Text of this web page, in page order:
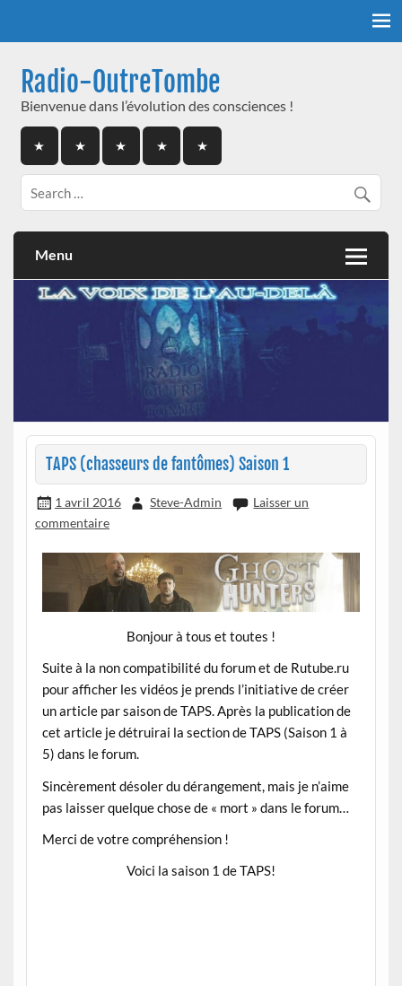
Radio-OutreTombe
Bienvenue dans l’évolution des consciences !
Menu
TAPS (chasseurs de fantômes) Saison 1
1 avril 2016 Steve-Admin
Laisser un
commentaire
Bonjour à tous et toutes !
Suite à la non compatibilité du forum et de Rutube.ru
pour afficher les vidéos je prends l’initiative de créer
un article par saison de TAPS. Après la publication de
cet article je détruirai la section de TAPS (Saison 1 à
5) dans le forum.
Sincèrement désoler du dérangement, mais je n’aime
pas laisser quelque chose de « mort » dans le forum…
Merci de votre compréhension !
Voici la saison 1 de TAPS!